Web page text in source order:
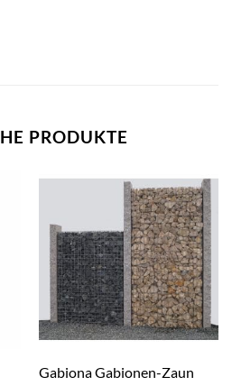
PRODUKTE
Gabiona Gabionen-Zaun